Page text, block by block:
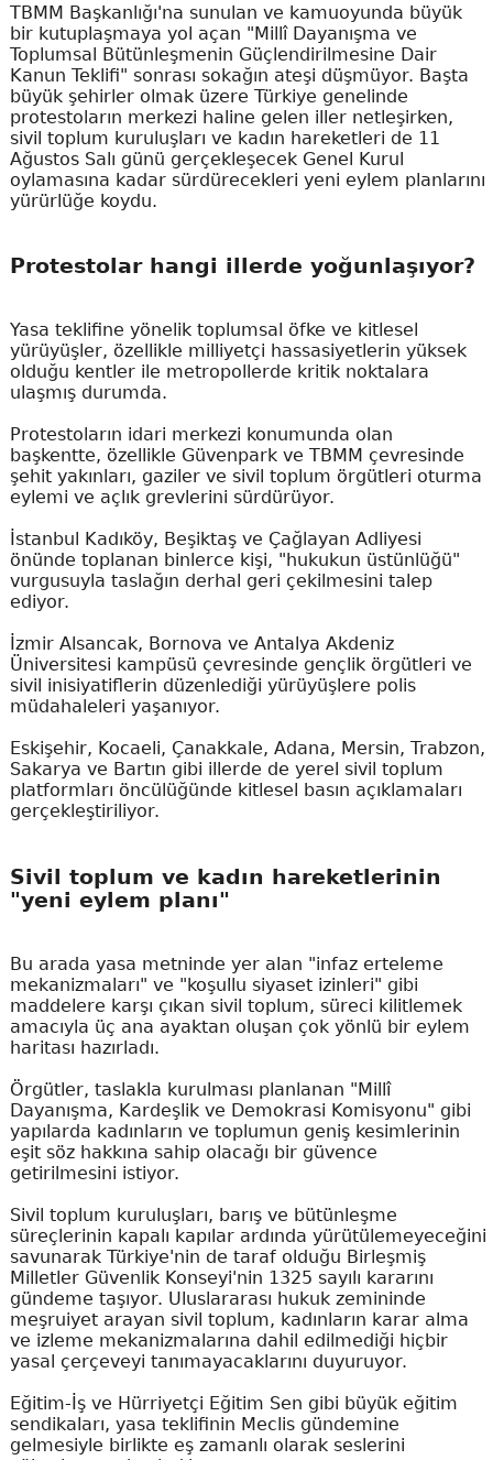
TBMM Başkanlığı'na sunulan ve kamuoyunda büyük
bir kutuplaşmaya yol açan "Millî Dayanışma ve
Toplumsal Bütünleşmenin Güçlendirilmesine Dair
Kanun Teklifi" sonrası sokağın ateşi düşmüyor. Başta
büyük şehirler olmak üzere Türkiye genelinde
protestoların merkezi haline gelen iller netleşirken,
sivil toplum kuruluşları ve kadın hareketleri de 11
Ağustos Salı günü gerçekleşecek Genel Kurul
oylamasına kadar sürdürecekleri yeni eylem planlarını
yürürlüğe koydu.
Protestolar hangi illerde yoğunlaşıyor?
Yasa teklifine yönelik toplumsal öfke ve kitlesel
yürüyüşler, özellikle milliyetçi hassasiyetlerin yüksek
olduğu kentler ile metropollerde kritik noktalara
ulaşmış durumda.
Protestoların idari merkezi konumunda olan
başkentte, özellikle Güvenpark ve TBMM çevresinde
şehit yakınları, gaziler ve sivil toplum örgütleri oturma
eylemi ve açlık grevlerini sürdürüyor.
İstanbul Kadıköy, Beşiktaş ve Çağlayan Adliyesi
önünde toplanan binlerce kişi, "hukukun üstünlüğü"
vurgusuyla taslağın derhal geri çekilmesini talep
ediyor.
İzmir Alsancak, Bornova ve Antalya Akdeniz
Üniversitesi kampüsü çevresinde gençlik örgütleri ve
sivil inisiyatiflerin düzenlediği yürüyüşlere polis
müdahaleleri yaşanıyor.
Eskişehir, Kocaeli, Çanakkale, Adana, Mersin, Trabzon,
Sakarya ve Bartın gibi illerde de yerel sivil toplum
platformları öncülüğünde kitlesel basın açıklamaları
gerçekleştiriliyor.
Sivil toplum ve kadın hareketlerinin
"yeni eylem planı"
Bu arada yasa metninde yer alan "infaz erteleme
mekanizmaları" ve "koşullu siyaset izinleri" gibi
maddelere karşı çıkan sivil toplum, süreci kilitlemek
amacıyla üç ana ayaktan oluşan çok yönlü bir eylem
haritası hazırladı.
Örgütler, taslakla kurulması planlanan "Millî
Dayanışma, Kardeşlik ve Demokrasi Komisyonu" gibi
yapılarda kadınların ve toplumun geniş kesimlerinin
eşit söz hakkına sahip olacağı bir güvence
getirilmesini istiyor.
Sivil toplum kuruluşları, barış ve bütünleşme
süreçlerinin kapalı kapılar ardında yürütülemeyeceğini
savunarak Türkiye'nin de taraf olduğu Birleşmiş
Milletler Güvenlik Konseyi'nin 1325 sayılı kararını
gündeme taşıyor. Uluslararası hukuk zemininde
meşruiyet arayan sivil toplum, kadınların karar alma
ve izleme mekanizmalarına dahil edilmediği hiçbir
yasal çerçeveyi tanımayacaklarını duyuruyor.
Eğitim-İş ve Hürriyetçi Eğitim Sen gibi büyük eğitim
sendikaları, yasa teklifinin Meclis gündemine
gelmesiyle birlikte eş zamanlı olarak seslerini